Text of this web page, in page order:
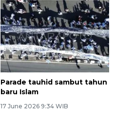
Parade tauhid sambut tahun
baru Islam
17 June 2026 9:34 WIB